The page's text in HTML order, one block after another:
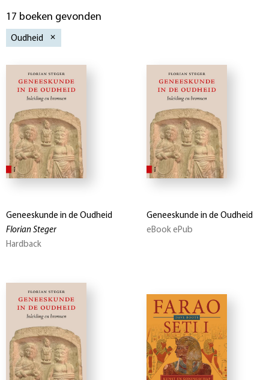
17 boeken gevonden
Oudheid
Geneeskunde in de Oudheid
Florian Steger
Hardback
Geneeskunde in de Oudheid
eBook ePub